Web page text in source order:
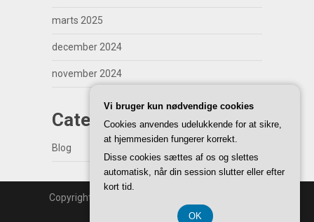
marts 2025
december 2024
november 2024
Categories
Blog
Copyright | WordPress Theme by
Back to Top ↑
Vi bruger kun nødvendige cookies
Cookies anvendes udelukkende for at sikre,
at hjemmesiden fungerer korrekt.
Disse cookies sættes af os og slettes
automatisk, når din session slutter eller efter
kort tid.
OK